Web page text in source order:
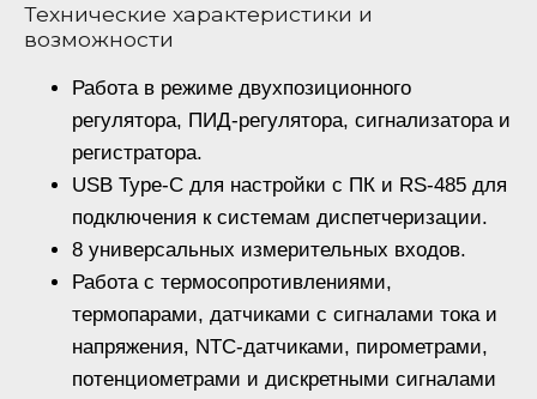
Технические характеристики и
возможности
Работа в режиме двухпозиционного
регулятора, ПИД-регулятора, сигнализатора и
регистратора.
USB Type-C для настройки с ПК и RS-485 для
подключения к системам диспетчеризации.
8 универсальных измерительных входов.
Работа с термосопротивлениями,
термопарами, датчиками с сигналами тока и
напряжения, NTC-датчиками, пирометрами,
потенциометрами и дискретными сигналами